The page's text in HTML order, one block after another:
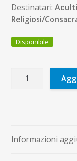
Destinatari:
Religiosi/
Disponibile
Incontri
Informazioni